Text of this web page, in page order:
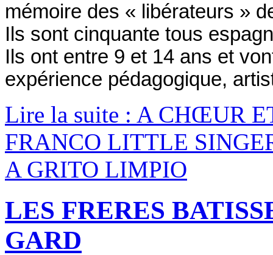
mémoire des « libérateurs »
Ils sont cinquante tous
Ils ont entre 9 et 14 ans et
expérience pédagogique,
Lire la suite : A CHŒUR
FRANCO LITTLE
A GRITO LIMPIO
LES FRERES
GARD